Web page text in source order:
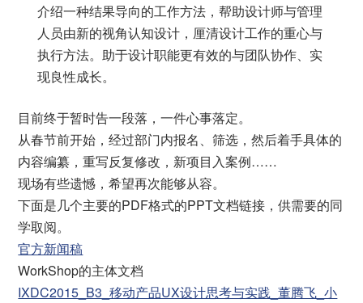
介绍一种结果导向的工作方法，帮助设计师与管理
人员由新的视角认知设计，厘清设计工作的重心与
执行方法。助于设计职能更有效的与团队协作、实
现良性成长。
目前终于暂时告一段落，一件心事落定。
从春节前开始，经过部门内报名、筛选，然后着手具体的
内容编纂，重写反复修改，新项目入案例……
现场有些遗憾，希望再次能够从容。
下面是几个主要的PDF格式的PPT文档链接，供需要的同
学取阅。
官方新闻稿
WorkShop的主体文档
IXDC2015_B3_移动产品UX设计思考与实践_董腾飞_小